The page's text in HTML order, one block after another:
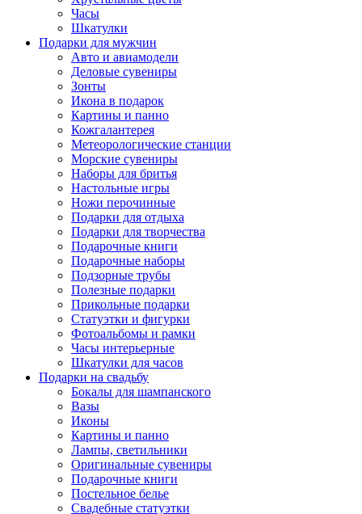
Часы
Шкатулки
Подарки для мужчин
Авто и авиамодели
Деловые сувениры
Зонты
Икона в подарок
Картины и панно
Кожгалантерея
Метеорологические станции
Морские сувениры
Наборы для бритья
Настольные игры
Ножи перочинные
Подарки для отдыха
Подарки для творчества
Подарочные книги
Подарочные наборы
Подзорные трубы
Полезные подарки
Прикольные подарки
Статуэтки и фигурки
Фотоальбомы и рамки
Часы интерьерные
Шкатулки для часов
Подарки на свадьбу
Бокалы для шампанского
Вазы
Иконы
Картины и панно
Лампы, светильники
Оригинальные сувениры
Подарочные книги
Постельное белье
Свадебные статуэтки